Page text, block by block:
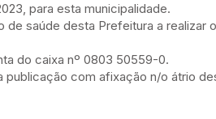
para esta municipalidade.
saúde desta Prefeitura a realizar
do caixa nº 0803 50559-0.
com afixação n/o átrio